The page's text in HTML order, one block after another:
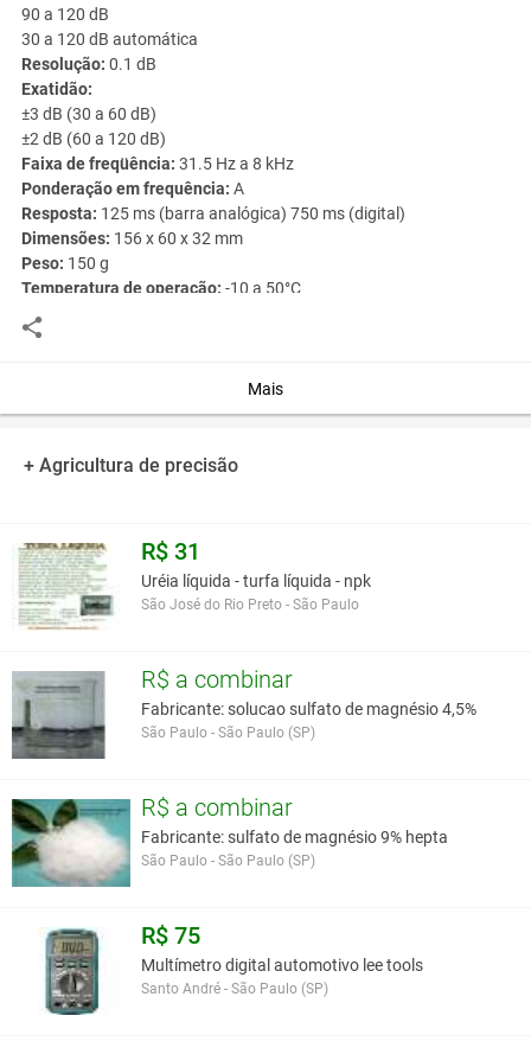
90 a 120 dB
30 a 120 dB automática
Resolução: 0.1 dB
Exatidão:
±3 dB (30 a 60 dB)
±2 dB (60 a 120 dB)
Faixa de freqüência: 31.5 Hz a 8 kHz
Ponderação em frequência: A
Resposta: 125 ms (barra analógica) 750 ms (digital)
Dimensões: 156 x 60 x 32 mm
Peso: 150 g
Temperatura de operação: -10 a 50°C
Umidade de operação:
Alimentação:
Mensagens UNDER e OVER (fora da faixa)
Seleção automática ou manual de faixa
Indicação de bateria fraca
Você assume toda a responsabilidade pela cotação deste item. Você acha que
este anúncio é contra a política de Agroads?
Mais
+ Agricultura de precisão
R$ 31
Uréia líquida - turfa líquida - npk
São José do Rio Preto - São Paulo
R$ a combinar
Fabricante: solucao sulfato de magnésio 4,5%
São Paulo - São Paulo (SP)
R$ a combinar
Fabricante: sulfato de magnésio 9% hepta
São Paulo - São Paulo (SP)
R$ 75
Multímetro digital automotivo lee tools
Santo André - São Paulo (SP)